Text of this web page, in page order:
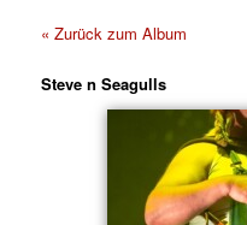
« Zurück zum Album
Steve n Seagulls